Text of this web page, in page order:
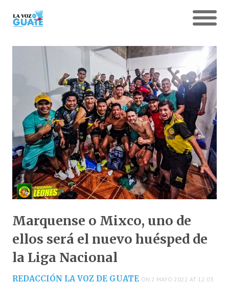
Marquense o Mixco, uno de
ellos será el nuevo huésped de
la Liga Nacional
REDACCIÓN LA VOZ DE GUATE ON 2 MAYO 2022 AT 12:03